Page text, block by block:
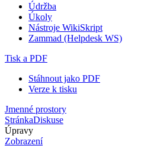
Údržba
Úkoly
Nástroje WikiSkript
Zammad (Helpdesk WS)
Tisk a PDF
Stáhnout jako PDF
Verze k tisku
Jmenné prostory
StránkaDiskuse
Úpravy
Zobrazení